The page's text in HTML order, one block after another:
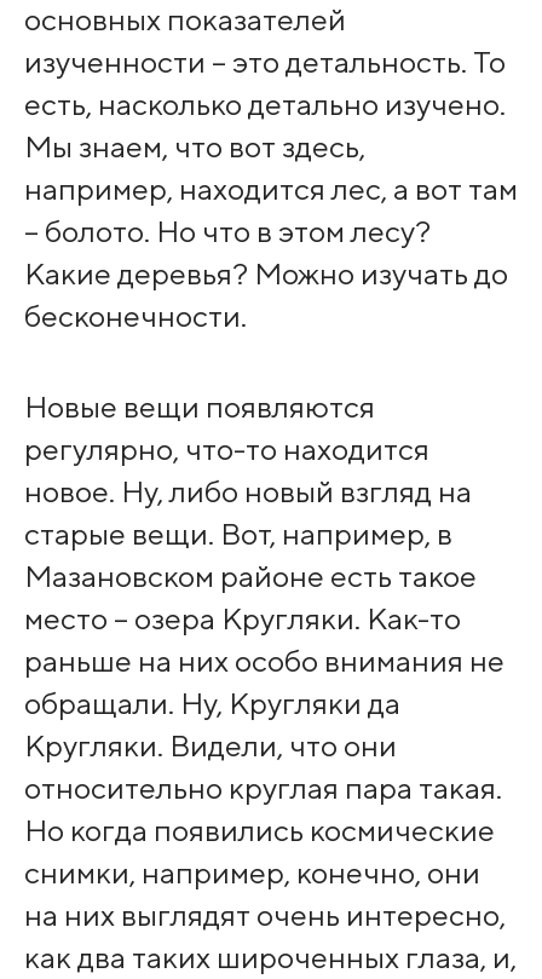
основных показателей
изученности – это детальность. То
есть, насколько детально изучено.
Мы знаем, что вот здесь,
например, находится лес, а вот там
– болото. Но что в этом лесу?
Какие деревья? Можно изучать до
бесконечности.
Новые вещи появляются
регулярно, что-то находится
новое. Ну, либо новый взгляд на
старые вещи. Вот, например, в
Мазановском районе есть такое
место – озера Кругляки. Как-то
раньше на них особо внимания не
обращали. Ну, Кругляки да
Кругляки. Видели, что они
относительно круглая пара такая.
Но когда появились космические
снимки, например, конечно, они
на них выглядят очень интересно,
как два таких широченных глаза, и,